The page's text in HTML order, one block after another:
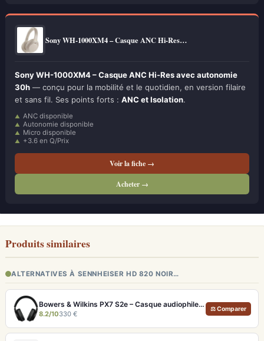
Sony WH-1000XM4 – Casque ANC Hi-Res…
Sony WH-1000XM4 – Casque ANC Hi-Res avec autonomie
30h — conçu pour la mobilité et le quotidien, en version filaire
et sans fil. Ses points forts : ANC et Isolation.
ANC disponible
Autonomie disponible
Micro disponible
+3.6 en Q/Prix
Voir la fiche →
Acheter →
Produits similaires
ALTERNATIVES À SENNHEISER HD 820 NOIR…
Bowers & Wilkins PX7 S2e – Casque audiophile sans fil ANC 30h
8.2/10330 €
⚖ Comparer